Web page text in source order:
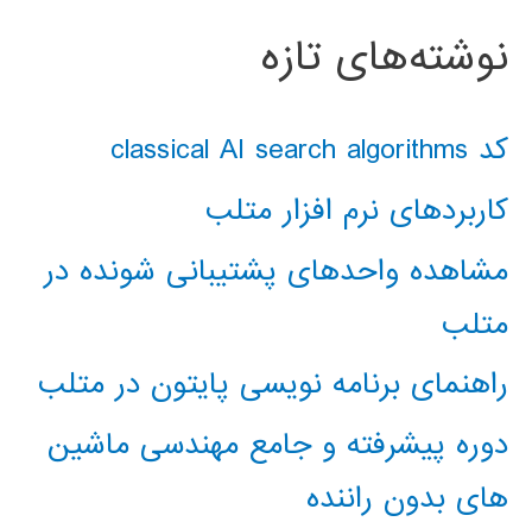
نوشته‌های تازه
کد classical AI search algorithms
کاربردهای نرم افزار متلب
مشاهده واحدهای پشتیبانی شونده در
متلب
راهنمای برنامه نویسی پایتون در متلب
دوره پیشرفته و جامع مهندسی ماشین
های بدون راننده